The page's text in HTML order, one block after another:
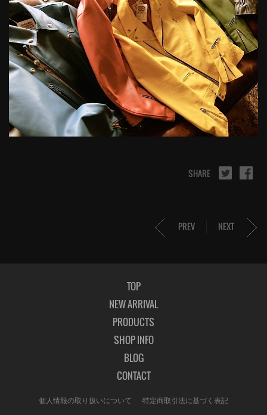
SHARE
PREV NEXT
TOP
NEW ARRIVAL
PRODUCTS
SHOP INFO
BLOG
CONTACT
個人情報の取り扱いについて 特定商取引法に基づく表記